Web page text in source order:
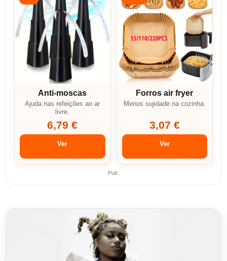
Anti-moscas
Ajuda nas refeições ao ar
livre.
6,79 €
Ver
Forros air fryer
Menos sujidade na cozinha.
3,07 €
Ver
Pub.